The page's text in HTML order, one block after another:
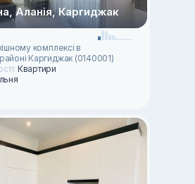
Аланія, Каргиджак
комплексі в
Каргиджак (0140001)
Квартири